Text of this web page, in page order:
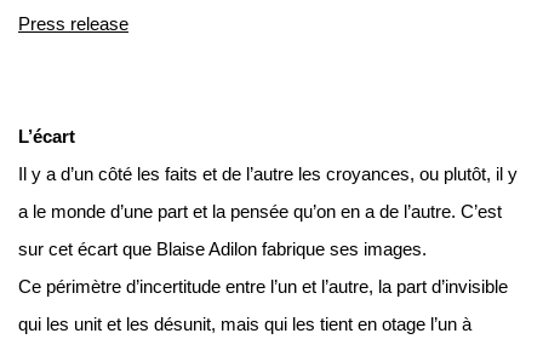
Press release
L’écart
Il y a d’un côté les faits et de l’autre les croyances, ou plutôt, il y
a le monde d’une part et la pensée qu’on en a de l’autre. C’est
sur cet écart que Blaise Adilon fabrique ses images.
Ce périmètre d’incertitude entre l’un et l’autre, la part d’invisible
qui les unit et les désunit, mais qui les tient en otage l’un à